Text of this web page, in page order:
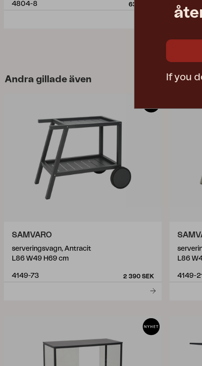
4804-8 632 SEK 4859-8
Andra gillade även
SAMVARO
serveringsvagn, Antracit
L86 W49 H69 cm
4149-73 2 390 SEK
L86
4149-21
If you